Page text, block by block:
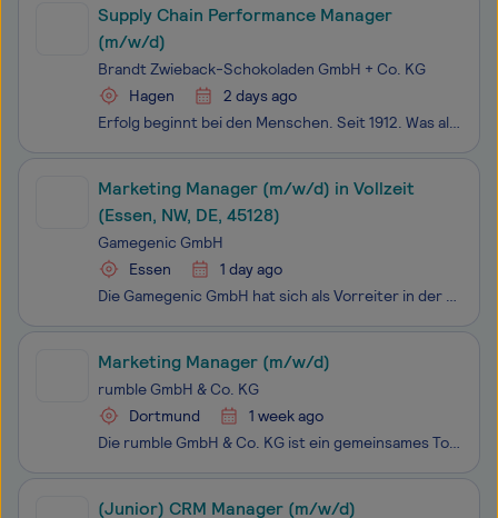
Supply Chain Performance Manager
(m/w/d)
Brandt Zwieback-Schokoladen GmbH + Co. KG
Hagen
2 days ago
Erfolg beginnt bei den Menschen. Seit 1912. Was als Familienunternehmen in Hagen begann, ist heute eine erfolgreiche Unternehmensgruppe mit starken Marken in den Bereichen Zwieback, Schokolade und Knäckebrot. Trotz unseres Wachstums sind unsere Werte dieselben geblieben: Qualität, Verlässlichkeit un
Marketing Manager (m/w/d) in Vollzeit
(Essen, NW, DE, 45128)
Gamegenic GmbH
Essen
1 day ago
Die Gamegenic GmbH hat sich als Vorreiter in der Spielzubehör-Branche etabliert, indem wir Spieler weltweit mit innovativen und einzigartigen Ideen von herausragender Qualität begeistern. Dank unseres hochkreativen Teams setzen wir auf Trend-Setting-Ideen von bestechender Qualität und Liebe zum Deta
Marketing Manager (m/w/d)
rumble GmbH & Co. KG
Dortmund
1 week ago
Die rumble GmbH & Co. KG ist ein gemeinsames Tochterunternehmen von Lensing Media, Medienhaus Bauer, rubens und temmingmedia. Wir sind wesentlicher Bestandteil der vier Mutterhäuser. Wir bündeln unsere digitalen Kompetenzen aus Marketing, Sales, Product Development, Data und Tech und transformie
(Junior) CRM Manager (m/w/d)